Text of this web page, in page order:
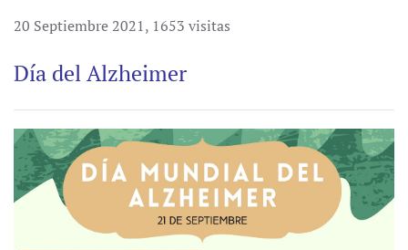
20 Septiembre 2021, 1653 visitas
Día del Alzheimer